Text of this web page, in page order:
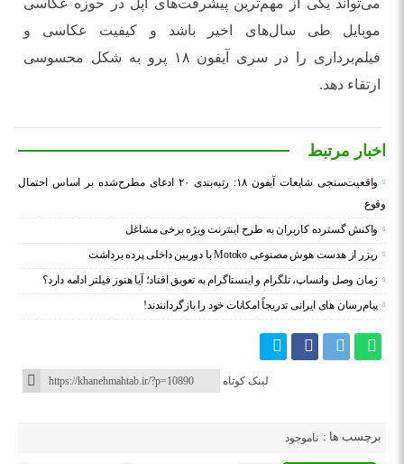
می‌تواند یکی از مهم‌ترین پیشرفت‌های اپل در حوزه عکاسی
موبایل طی سال‌های اخیر باشد و کیفیت عکاسی و
فیلم‌برداری را در سری آیفون ۱۸ پرو به شکل محسوسی
ارتقاء دهد.
اخبار مرتبط
واقعیت‌سنجی شایعات آیفون ۱۸: رتبه‌بندی ۲۰ ادعای مطرح‌شده بر اساس احتمال
وقوع
واکنش گسترده کاربران به طرح اینترنت ویژه برخی مشاغل
ریزر از هدست هوش مصنوعی Motoko با دوربین داخلی پرده برداشت
زمان وصل واتساپ، تلگرام و اینستاگرام به تعویق افتاد؛ آیا هنوز فیلتر ادامه دارد؟
پیام‌رسان‌ های ایرانی تدریجاً امکانات خود را بازگردانندند!
لینک کوتاه
برچسب ها : ناموجود